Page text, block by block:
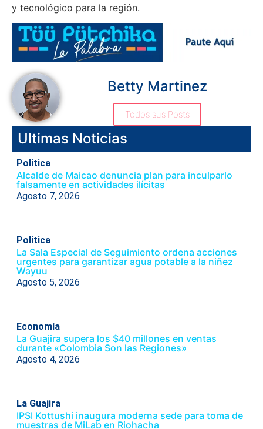
y tecnológico para la región.
Betty Martinez
Todos sus Posts
Ultimas Noticias
Politica
Alcalde de Maicao denuncia plan para inculparlo
falsamente en actividades ilícitas
Agosto 7, 2026
Politica
La Sala Especial de Seguimiento ordena acciones
urgentes para garantizar agua potable a la niñez
Wayuu
Agosto 5, 2026
Economía
La Guajira supera los $40 millones en ventas
durante «Colombia Son las Regiones»
Agosto 4, 2026
La Guajira
IPSI Kottushi inaugura moderna sede para toma de
muestras de MiLab en Riohacha